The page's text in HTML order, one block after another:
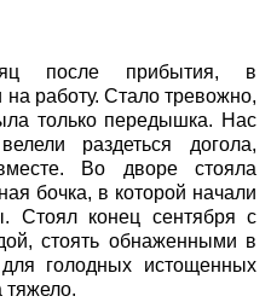
после прибытия, в
на работу. Стало тревожно,
только передышка. Нас
раздеться догола,
Во дворе стояла
бочка, в которой начали
Стоял конец сентября с
стоять обнаженными в
голодных истощенных
тяжело.